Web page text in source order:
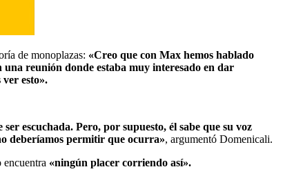
de monoplazas: «Creo que con Max hemos hablado
una reunión donde estaba muy interesado en dar
esto».
escuchada. Pero, por supuesto, él sabe que su voz
deberíamos permitir que ocurra», argumentó Domenicali.
encuentra «ningún placer corriendo así».